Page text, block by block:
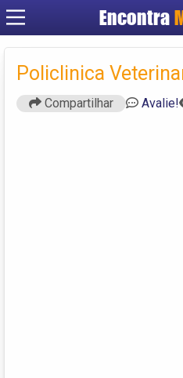
Encontra
Policlinica
Compartilhar Avalie!